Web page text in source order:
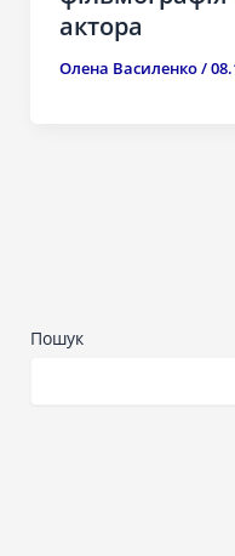
актора
Олена Василенко/
Пошук